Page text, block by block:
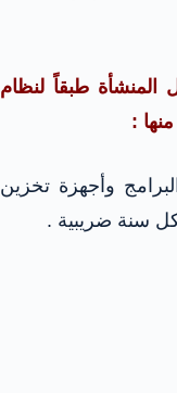
المنشأة طبقاً لنظام
:
وأجهزة تخزين